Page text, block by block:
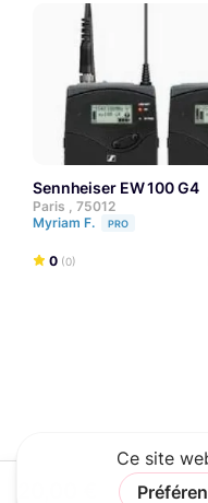
Sennheiser EW 100 G4
Paris , 75012
Myriam F.
PRO
0 (0)